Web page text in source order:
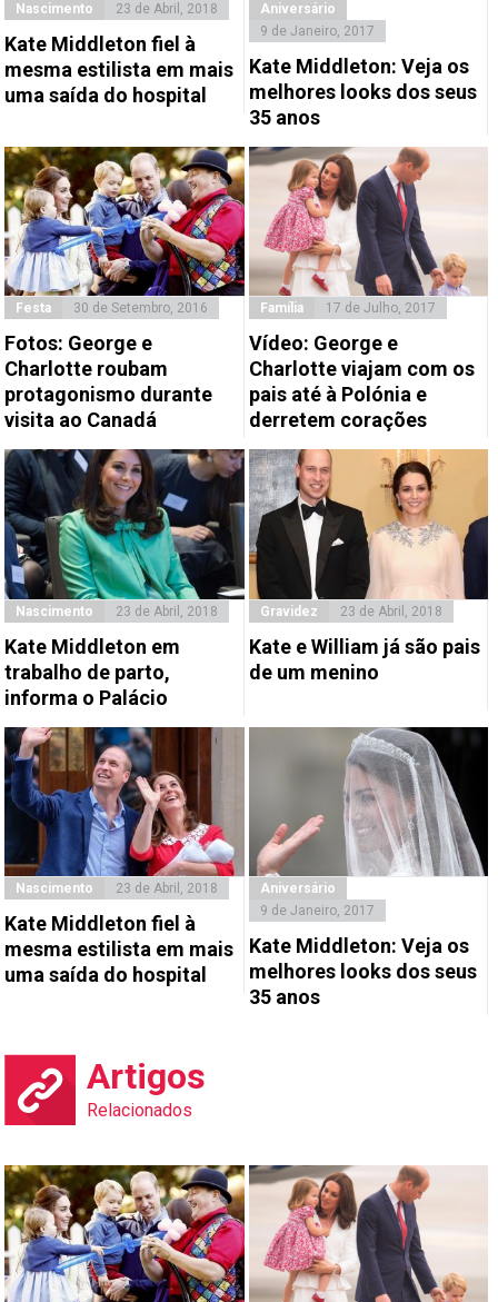
Nascimento 23 de Abril, 2018
Kate Middleton fiel à
mesma estilista em mais
uma saída do hospital
Aniversário
9 de Janeiro, 2017
Kate Middleton: Veja os
melhores looks dos seus
35 anos
Festa 30 de Setembro, 2016
Fotos: George e
Charlotte roubam
protagonismo durante
visita ao Canadá
Família 17 de Julho, 2017
Vídeo: George e
Charlotte viajam com os
pais até à Polónia e
derretem corações
Nascimento 23 de Abril, 2018
Kate Middleton em
trabalho de parto,
informa o Palácio
Gravidez 23 de Abril, 2018
Kate e William já são pais
de um menino
Nascimento 23 de Abril, 2018
Kate Middleton fiel à
mesma estilista em mais
uma saída do hospital
Aniversário
9 de Janeiro, 2017
Kate Middleton: Veja os
melhores looks dos seus
35 anos
Artigos
Relacionados